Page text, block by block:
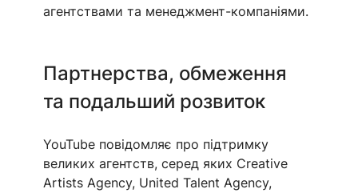
агентствами та менеджмент-компаніями.
Партнерства, обмеження
та подальший розвиток
YouTube повідомляє про підтримку
великих агентств, серед яких Creative
Artists Agency, United Talent Agency,